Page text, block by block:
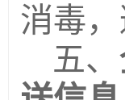
消毒，
五、